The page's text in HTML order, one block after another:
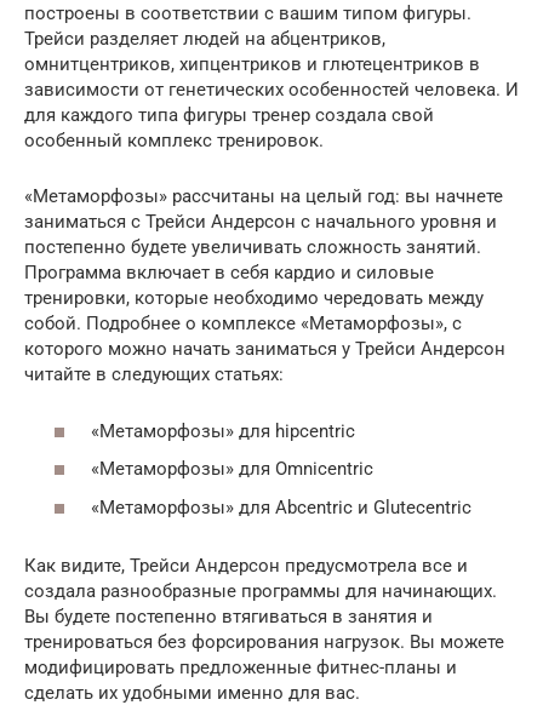
построены в соответствии с вашим типом фигуры.
Трейси разделяет людей на абцентриков,
омнитцентриков, хипцентриков и глютецентриков в
зависимости от генетических особенностей человека. И
для каждого типа фигуры тренер создала свой
особенный комплекс тренировок.
«Метаморфозы» рассчитаны на целый год: вы начнете
заниматься с Трейси Андерсон с начального уровня и
постепенно будете увеличивать сложность занятий.
Программа включает в себя кардио и силовые
тренировки, которые необходимо чередовать между
собой. Подробнее о комплексе «Метаморфозы», с
которого можно начать заниматься у Трейси Андерсон
читайте в следующих статьях:
«Метаморфозы» для hipcentric
«Метаморфозы» для Omnicentric
«Метаморфозы» для Abcentric и Glutecentric
Как видите, Трейси Андерсон предусмотрела все и
создала разнообразные программы для начинающих.
Вы будете постепенно втягиваться в занятия и
тренироваться без форсирования нагрузок. Вы можете
модифицировать предложенные фитнес-планы и
сделать их удобными именно для вас.